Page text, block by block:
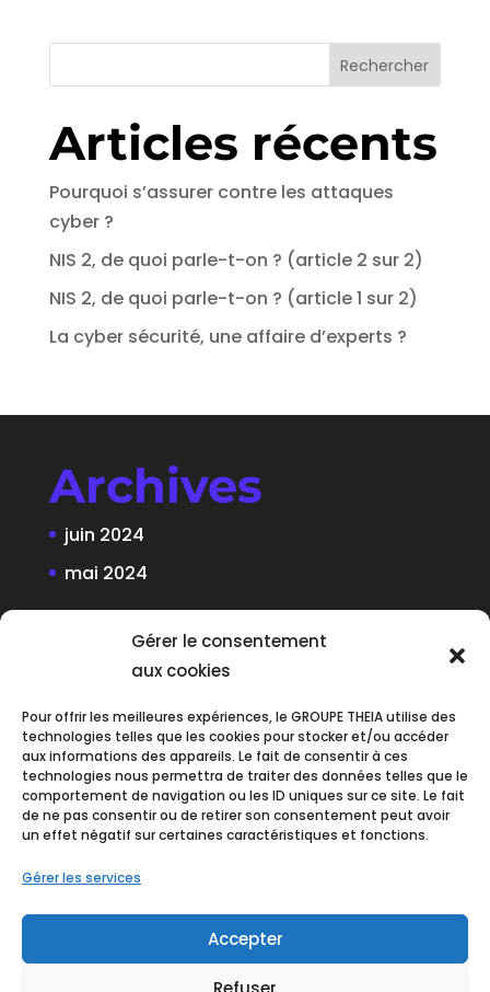
Gérer le consentement
aux cookies
Pour offrir les meilleures expériences, le GROUPE THEIA utilise des
technologies telles que les cookies pour stocker et/ou accéder
aux informations des appareils. Le fait de consentir à ces
technologies nous permettra de traiter des données telles que le
comportement de navigation ou les ID uniques sur ce site. Le fait
de ne pas consentir ou de retirer son consentement peut avoir
un effet négatif sur certaines caractéristiques et fonctions.
Gérer les services
Accepter
Rechercher
Articles récents
Pourquoi s’assurer contre les attaques
cyber ?
NIS 2, de quoi parle-t-on ? (article 2 sur 2)
NIS 2, de quoi parle-t-on ? (article 1 sur 2)
La cyber sécurité, une affaire d’experts ?
Archives
juin 2024
mai 2024
Categories
Infos Cyber